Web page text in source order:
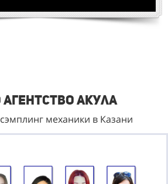
Акула
механики в Казани